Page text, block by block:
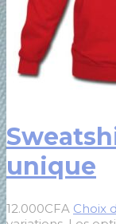
unique
12.000CFA Choix